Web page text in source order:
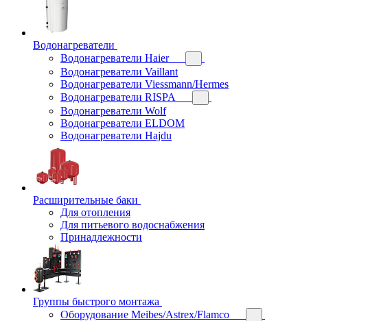
Водонагреватели
Водонагреватели Haier
Водонагреватели Vaillant
Водонагреватели Viessmann/Hermes
Водонагреватели RISPA
Водонагреватели Wolf
Водонагреватели ELDOM
Водонагреватели Hajdu
Расширительные баки
Для отопления
Для питьевого водоснабжения
Принадлежности
Группы быстрого монтажа
Оборудование Meibes/Astrex/Flamco